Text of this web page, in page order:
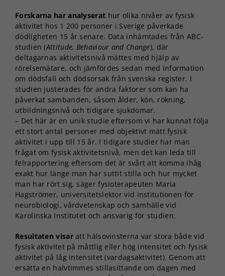
Forskarna har analyserat hur olika nivåer av fysisk
aktivitet hos 1 200 personer i Sverige påverkade
dödligheten 15 år senare. Data inhämtades från ABC-
studien (Attitude, Behaviour and Change), där
deltagarnas aktivitetsnivå mättes med hjälp av
rörelsemätare, och jämfördes sedan med information
om dödsfall och dödsorsak från svenska register. I
studien justerades för andra faktorer som kan ha
påverkat sambanden, såsom ålder, kön, rökning,
utbildningsnivå och tidigare sjukdomar.
– Det här är en unik studie eftersom vi har kunnat följa
ett stort antal personer med objektivt mätt fysisk
aktivitet i upp till 15 år. I tidigare studier har man
frågat om fysisk aktivitetsnivå, men det kan leda till
felrapportering eftersom det är svårt att komma ihåg
exakt hur länge man har suttit stilla och hur mycket
man har rört sig, säger fysioterapeuten Maria
Hagströmer, universitetslektor vid institutionen för
neurobiologi, vårdvetenskap och samhälle vid
Karolinska Institutet och ansvarig för studien.
Resultaten visaratt hälsovinsterna var stora både vid
fysisk aktivitet på måttlig eller hög intensitet och fysisk
aktivitet på låg intensitet (vardagsaktivitet). Genom att
ersätta en halvtimmes stillasittande om dagen med